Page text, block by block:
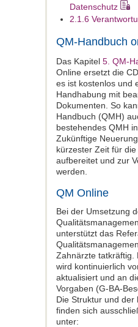
Datenschutz
2.1.6
QM-Handbuch
Das Kapitel 5. QM-
Online ersetzt die
es ist kostenlos und
Handhabung mit
Dokumenten. So
Handbuch (QMH)
bestehendes QMH
Zukünftige
kürzester Zeit für
aufbereitet und zur
werden.
QM Online
Bei der Umsetzung
unterstützt das
Zahnärzte tatkräftig.
wird kontinuierlich
aktualisiert und an
Vorgaben (G-BA-
Die Struktur und der
finden sich
unter: